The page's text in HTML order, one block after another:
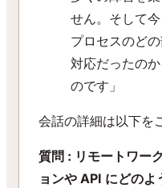
せん。そして今
プロセスのど
対応だったの
のです」
会話の詳細は以下を
質問 : リモートワー
ョンや API にどの